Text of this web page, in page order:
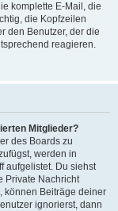
komplette E-Mail, die
die Kopfzeilen
den Benutzer, der die
reagieren.
Mitglieder?
des Boards zu
werden in
aufgelistet. Du siehst
Private Nachricht
können Beiträge deiner
ignorierst, dann